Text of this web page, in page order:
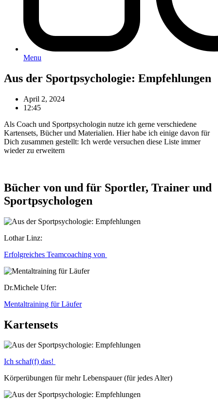
Menu
Aus der Sportpsychologie: Empfehlungen
April 2, 2024
12:45
Als Coach und Sportpsychologin nutze ich gerne verschiedene
Kartensets, Bücher und Materialien. Hier habe ich einige davon für
Dich zusammen gestellt: Ich werde versuchen diese Liste immer
wieder zu erweitern
Bücher von und für Sportler, Trainer und
Sportpsychologen
Lothar Linz:
Erfolgreiches Teamcoaching von
Dr.Michele Ufer:
Mentaltraining für Läufer
Kartensets
Ich schaf(f) das!
Körperübungen für mehr Lebenspauer (für jedes Alter)